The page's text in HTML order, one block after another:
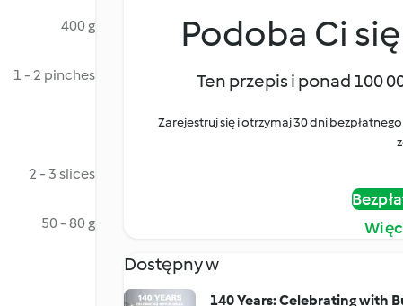
400 g
1 - 2 pinches
2 - 3 slices
50 - 80 g
Podoba Ci
Ten przepis i ponad 100
Zarejestruj się i otrzymaj 30 dni
Dostępny w
140 Years: Celebrating with